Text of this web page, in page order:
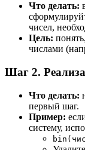
Что делать:
чисел,
Цель:
числами
Шаг 2.
Что делать:
первый шаг.
Пример:
систему,